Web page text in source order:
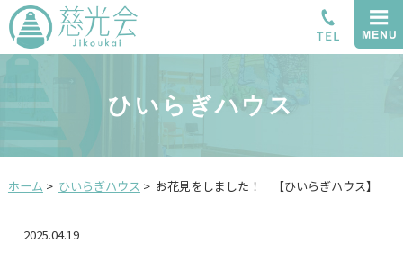
ひいらぎハウス
ホーム > ひいらぎハウス > お花見をしました！ 【ひいらぎハウス】
2025.04.19